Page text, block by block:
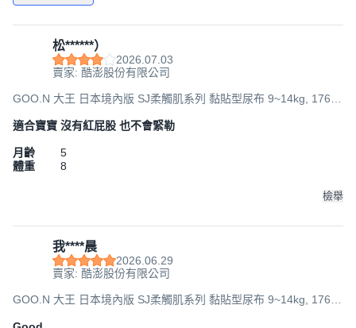
松******）
2026.07.03
賣家: 酷澎股份有限公司
GOO.N 大王 日本境內版 SJ柔觸肌系列 黏貼型尿布 9~14kg, 176
適合寶寶 沒有紅屁股 也不會緊勒
月齡
5
體重
8
檢舉
我****晨
2026.06.29
賣家: 酷澎股份有限公司
GOO.N 大王 日本境內版 SJ柔觸肌系列 黏貼型尿布 9~14kg, 176